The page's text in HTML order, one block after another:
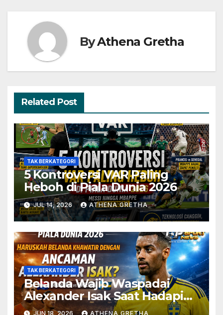
ByAthena Gretha
Related Post
TAK BERKATEGORI
5 Kontroversi VAR Paling
Heboh di Piala Dunia 2026
JUL 14, 2026 ATHENA GRETHA
TAK BERKATEGORI
Belanda Wajib Waspadai
Alexander Isak Saat Hadapi
Swedia
JUN 18, 2026 ATHENA GRETHA